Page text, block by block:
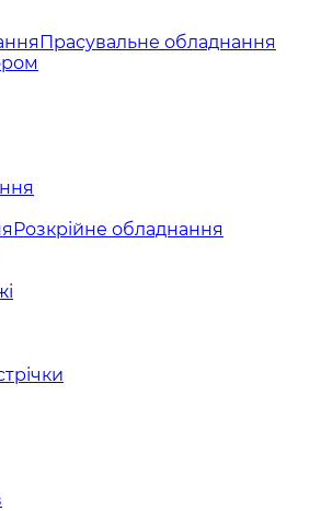
Прасувальне обладнання
Розкрійне обладнання